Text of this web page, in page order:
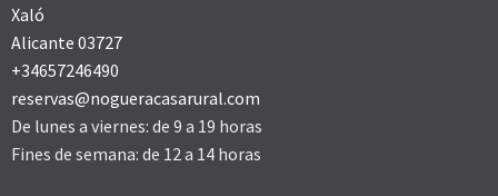
Xaló
Alicante 03727
+34657246490
reservas@nogueracasarural.com
De lunes a viernes: de 9 a 19 horas
Fines de semana: de 12 a 14 horas